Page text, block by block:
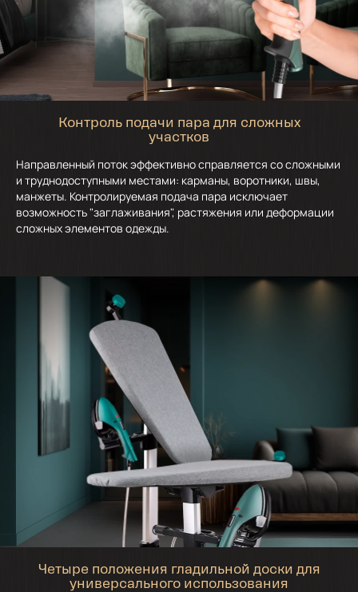
Контроль подачи пара для сложных
участков
Направленный поток эффективно справляется со сложными
и труднодоступными местами: карманы, воротники, швы,
манжеты. Контролируемая подача пара исключает
возможность "заглаживания", растяжения или деформации
сложных элементов одежды.
Четыре положения гладильной доски для
универсального использования